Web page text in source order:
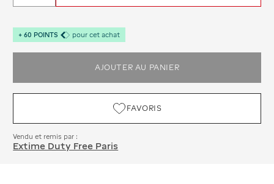
+ 60 POINTS pour cet achat
AJOUTER AU PANIER
FAVORIS
Vendu et remis par :
Extime Duty Free Paris